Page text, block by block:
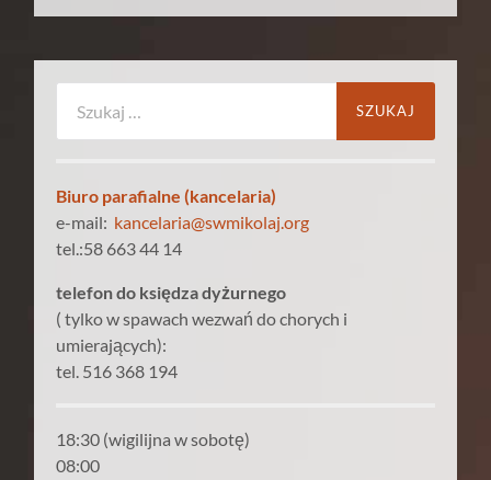
Biuro parafialne (kancelaria)
e-mail: kancelaria@swmikolaj.org
tel.:58 663 44 14
telefon do księdza dyżurnego
( tylko w spawach wezwań do chorych i
umierających):
tel. 516 368 194
18:30 (wigilijna w sobotę)
08:00